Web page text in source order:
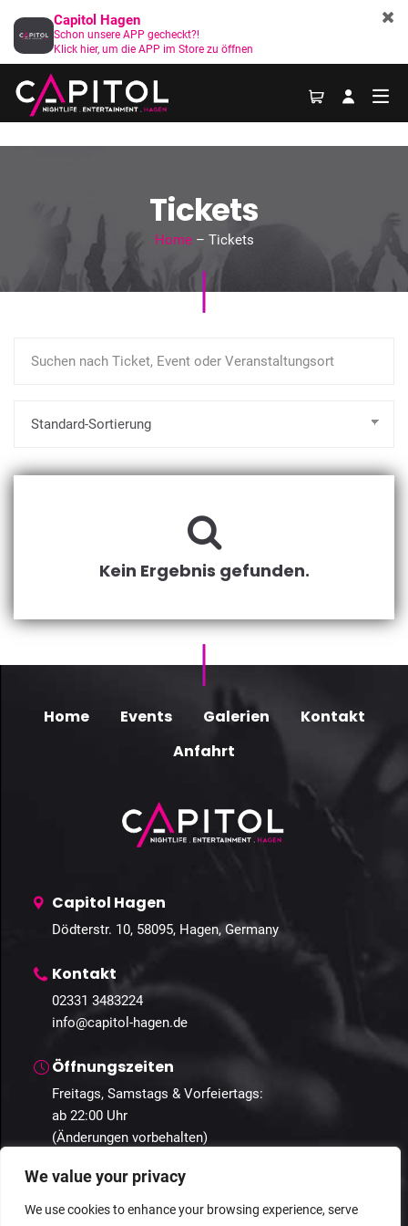
We value your privacy
We use cookies to enhance your browsing experience, serve
Tickets
Home– Tickets
Kein Ergebnis gefunden.
Home Events Galerien
Kontakt
Anfahrt
Capitol Hagen
Dödterstr. 10, 58095, Hagen, Germany
Kontakt
02331 3483224
info@capitol-hagen.de
Öffnungszeiten
Freitags, Samstags & Vorfeiertags:
ab 22:00 Uhr
(Änderungen vorbehalten)
Capitol Hagen
Schon unsere APP gecheckt?!
Klick hier, um die APP im Store zu öffnen